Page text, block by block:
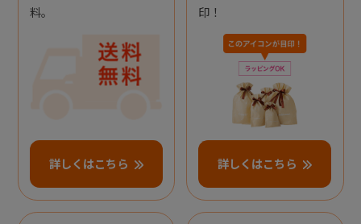
料。
詳しくはこちら
印！
詳しくはこちら